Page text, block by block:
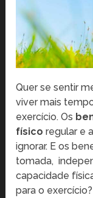
Quer se sentir
viver mais
exercício. Os
físico regular e
ignorar. E os
tomada,
capacidade
para o